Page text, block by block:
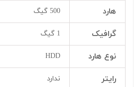
هارد 500 گیگ
گرافیک 1 گیگ
نوع هارد HDD
رایتر ندارد